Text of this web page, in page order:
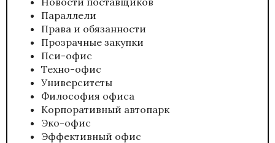
Параллели
Права и обязанности
Прозрачные закупки
Пси-офис
Техно-офис
Университеты
Философия офиса
Корпоративный автопарк
Эко-офис
Эффективный офис